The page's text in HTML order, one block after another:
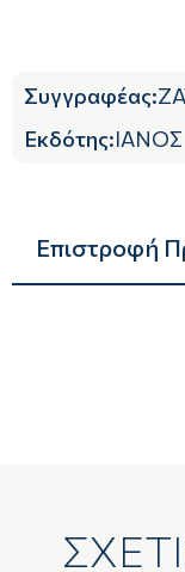
Συγγραφέας:
Εκδότης:ΙΑΝΟΣ
Επιστροφή